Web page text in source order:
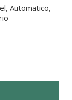
Automatico,